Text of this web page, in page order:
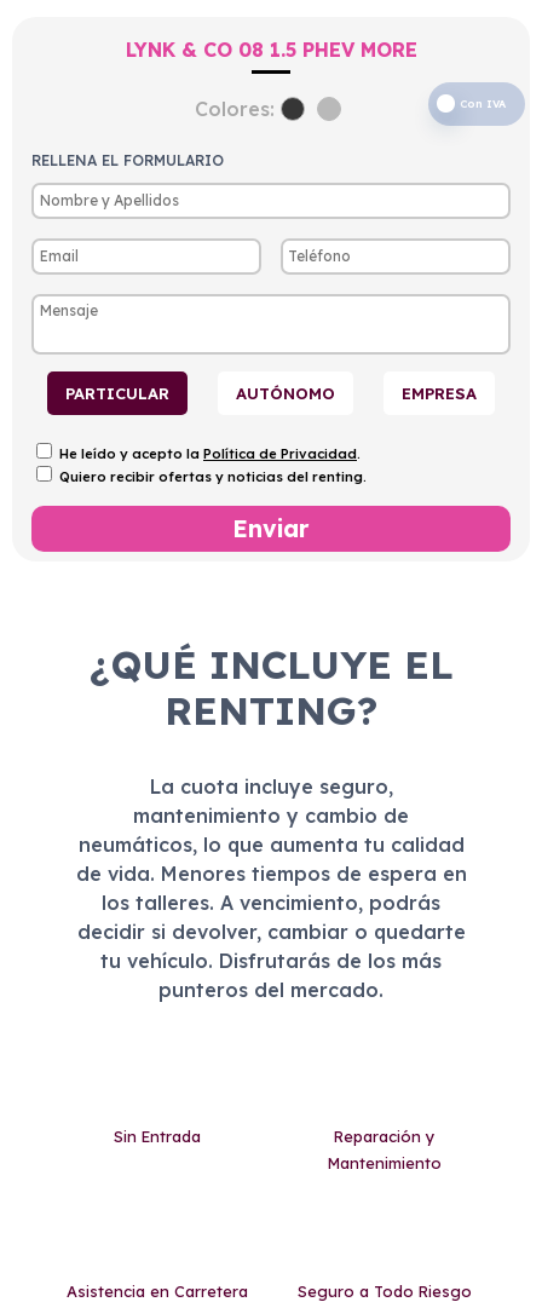
LYNK & CO 08 1.5 PHEV MORE
Con IVA
Colores:
RELLENA EL FORMULARIO
PARTICULAR AUTÓNOMO EMPRESA
He leído y acepto la Política de Privacidad.
Quiero recibir ofertas y noticias del renting.
¿QUÉ INCLUYE EL
RENTING?
La cuota incluye seguro,
mantenimiento y cambio de
neumáticos, lo que aumenta tu calidad
de vida. Menores tiempos de espera en
los talleres. A vencimiento, podrás
decidir si devolver, cambiar o quedarte
tu vehículo. Disfrutarás de los más
punteros del mercado.
Sin Entrada
Reparación y
Mantenimiento
Asistencia en Carretera Seguro a Todo Riesgo